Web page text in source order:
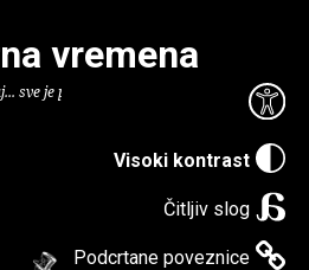
Visoki kontrast
Čitljiv slog
Podcrtane poveznice
vremena
sve je puno knjiga.